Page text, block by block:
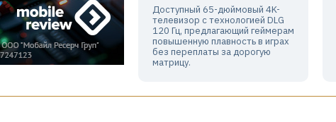
Доступный 65-дюймовый 4K-
телевизор с технологией DLG
120 Гц, предлагающий геймерам
повышенную плавность в играх
без переплаты за дорогую
матрицу.